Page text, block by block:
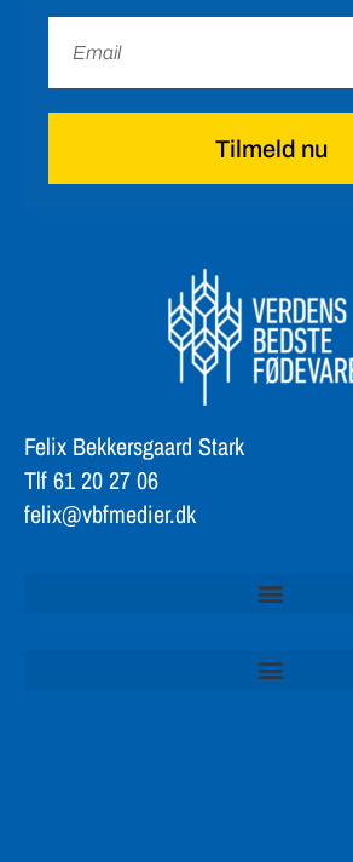
Tilmeld nu
Felix Bekkersgaard Stark
Tlf 61 20 27 06
felix@vbfmedier.dk